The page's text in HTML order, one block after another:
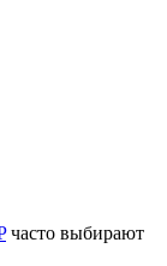
часто выбирают